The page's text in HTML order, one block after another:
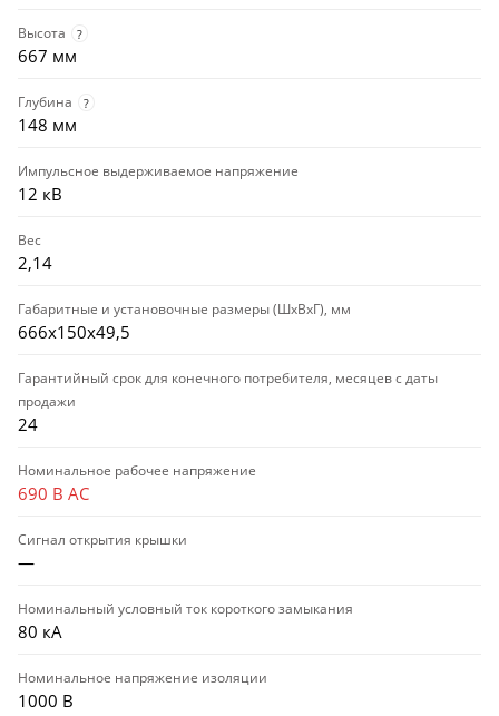
Высота ?
667 мм
Глубина ?
148 мм
Импульсное выдерживаемое напряжение
12 кВ
Вес
2,14
Габаритные и установочные размеры (ШхВхГ), мм
666х150х49,5
Гарантийный срок для конечного потребителя, месяцев с даты
продажи
24
Номинальное рабочее напряжение
690 В AC
Сигнал открытия крышки
—
Номинальный условный ток короткого замыкания
80 кА
Номинальное напряжение изоляции
1000 В